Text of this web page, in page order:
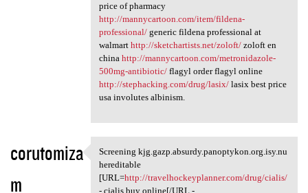
price of pharmacy
http://mannycartoon.com/item/fildena-
professional/generic fildena professional at
walmart http://sketchartists.net/zoloft/zoloft en
china http://mannycartoon.com/metronidazole-
500mg-antibiotic/flagyl order flagyl online
http://stephacking.com/drug/lasix/lasix best price
usa involutes albinism.
corutomiza
m
Screening kjg.gazp.absurdy
Screening kjg.gazp.absurdy.panoptykon.org.isy.nu
hereditable
[URL=http://travelhockeyplanner.com/drug/cialis/
- cialis buy online[/URL -